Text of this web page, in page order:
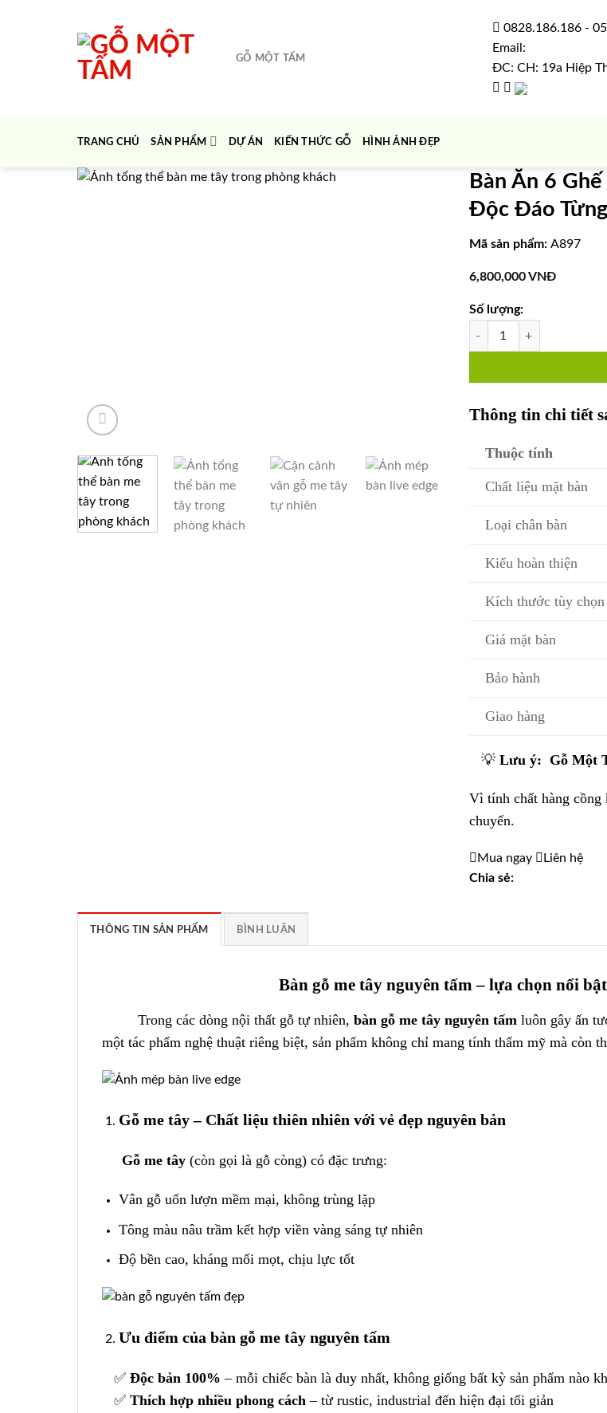
GỖ MỘT TẤM
0828.186.186 -
Email:
ĐC: CH: 19a Hiệp
TRANG CHỦ SẢN PHẨM DỰ ÁN KIẾN THỨC GỖ HÌNH ẢNH ĐẸP
Bàn Ăn 6
Độc Đáo
Mã sản phẩm: A897
6,800,000VNĐ
Số lượng:
Bàn Ăn 6 Ghế Gỗ Me Tây
Thông tin chi tiết
Thuộc tính
Chất liệu mặt bàn
Loại chân bàn
Kiểu hoàn thiện
Kích thước tùy chọn
Giá mặt bàn
Bảo hành
Giao hàng
💡 Lưu ý: Gỗ Một
Vì tính chất hàng
chuyển.
Mua ngay
Liên hệ
Chia sẻ:
THÔNG TIN SẢN PHẨM BÌNH LUẬN
Bàn gỗ me tây nguyên tấm – lựa chọn nổi
Trong các dòng nội thất gỗ tự nhiên, bàn gỗ me tây nguyên tấm luôn gây ấn
một tác phẩm nghệ thuật riêng biệt, sản phẩm không chỉ mang tính thẩm mỹ mà còn
Gỗ me tây – Chất liệu thiên nhiên với vẻ đẹp nguyên bản
Gỗ me tây (còn gọi là gỗ còng) có đặc trưng:
Vân gỗ uốn lượn mềm mại, không trùng lặp
Tông màu nâu trầm kết hợp viền vàng sáng tự nhiên
Độ bền cao, kháng mối mọt, chịu lực tốt
Ưu điểm của bàn gỗ me tây nguyên tấm
✅ Độc bản 100% – mỗi chiếc bàn là duy nhất, không giống bất kỳ sản phẩm nào
✅ Thích hợp nhiều phong cách – từ rustic, industrial đến hiện đại tối giản